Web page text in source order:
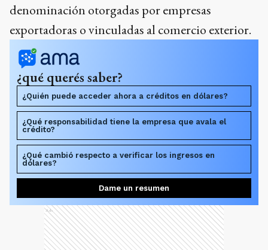
denominación otorgadas por empresas
exportadoras o vinculadas al comercio exterior.
¿qué querés saber?
¿Quién puede acceder ahora a créditos en dólares?
¿Qué responsabilidad tiene la empresa que avala el
crédito?
¿Qué cambió respecto a verificar los ingresos en
dólares?
Dame un resumen
Ads